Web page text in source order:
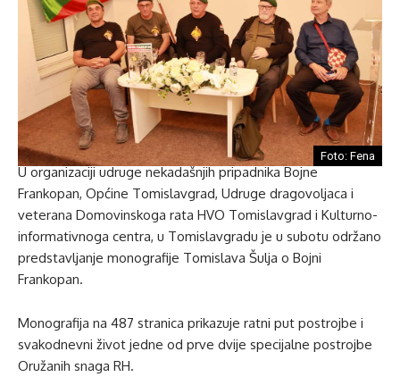
Foto: Fena
U organizaciji udruge nekadašnjih pripadnika Bojne
Frankopan, Općine Tomislavgrad, Udruge dragovoljaca i
veterana Domovinskoga rata HVO Tomislavgrad i Kulturno-
informativnoga centra, u Tomislavgradu je u subotu održano
predstavljanje monografije Tomislava Šulja o Bojni
Frankopan.
Monografija na 487 stranica prikazuje ratni put postrojbe i
svakodnevni život jedne od prve dvije specijalne postrojbe
Oružanih snaga RH.